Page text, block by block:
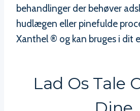
behandlinger der behøver
hudlægen eller pinefulde
Xanthel ® og kan bruges i dit
Lad Os Tale